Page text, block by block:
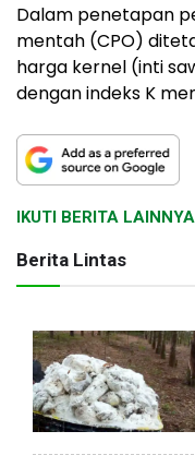
Dalam penetapan
mentah (CPO)
harga kernel (inti
dengan indeks K
IKUTI BERITA
Berita Lintas